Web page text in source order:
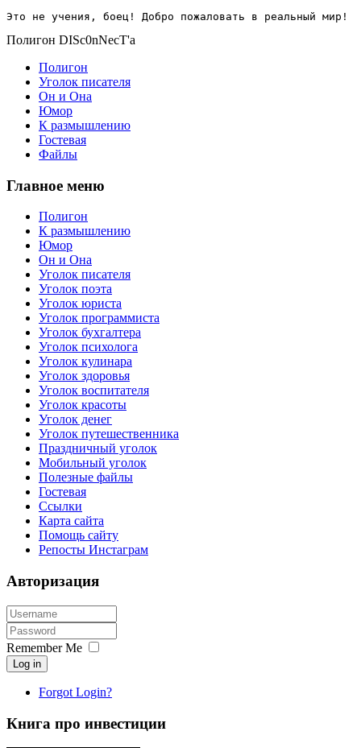
Это не учения, боец! Добро пожаловать в реальный мир!
Полигон DISc0nNecT'a
Полигон
Уголок писателя
Он и Она
Юмор
К размышлению
Гостевая
Файлы
Главное меню
Полигон
К размышлению
Юмор
Он и Она
Уголок писателя
Уголок поэта
Уголок юриста
Уголок программиста
Уголок бухгалтера
Уголок психолога
Уголок кулинара
Уголок здоровья
Уголок воспитателя
Уголок красоты
Уголок денег
Уголок путешественника
Праздничный уголок
Мобильный уголок
Полезные файлы
Гостевая
Ссылки
Карта сайта
Помощь сайту
Репосты Инстаграм
Авторизация
Remember Me
Log in
Forgot Login?
Книга про инвестиции